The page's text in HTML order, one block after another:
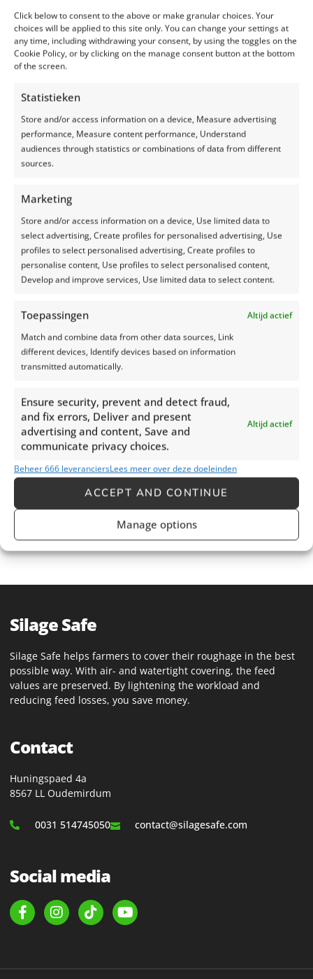
Click below to consent to the above or make granular choices. Your
choices will be applied to this site only. You can change your settings at
any time, including withdrawing your consent, by using the toggles on the
Cookie Policy, or by clicking on the manage consent button at the bottom
of the screen.
Statistieken
Store and/or access information on a device, Measure advertising
performance, Measure content performance, Understand
audiences through statistics or combinations of data from different
sources.
Marketing
Store and/or access information on a device, Use limited data to
select advertising, Create profiles for personalised advertising, Use
profiles to select personalised advertising, Create profiles to
personalise content, Use profiles to select personalised content,
Develop and improve services, Use limited data to select content.
Toepassingen
Altijd actief
Match and combine data from other data sources, Link
different devices, Identify devices based on information
transmitted automatically.
Ensure security, prevent and detect fraud,
and fix errors, Deliver and present
advertising and content, Save and
communicate privacy choices.
Altijd actief
Beheer 666 leveranciersLees meer over deze doeleinden
ACCEPT AND CONTINUE
Manage options
Voor de opslag van biomassa product voor biogas worden
sleufsilo’s gebruikt die veel groter zijn dan sleufsilo’s voor
ruwvoer voor de veehouderij. Hierdoor zijn bestaande opties
voor afdekken niet geschikt. Bestaande systemen passen niet
afdekken. Gevolg is dat sleufsilo’s voor het biogas nu niet goed
afgedekt waardoor biomassa vergaat en de opbrengst ervan
enorm afneemt.
Het Silage Safe afdeksysteem dat Silage Safe B.V. heeft
systeem zorgt ervoor dat ruwvoer luchtdicht kan worden
afgedekt en dat hemelwater wordt gedraineerd. Dit doet het
systeem door kleden tegen elkaar aan te spannen. Wanneer
ruwvoer rondom is ingereden zorgt dit ervoor dat op elke plek
waar ruwvoer ligt er geen ruimte is voor lucht (anaeroob).
Onder in het systeem zijn drainagebuizen verwerkt zodat het
hemelwater kan worden afgevoerd waardoor verrotten of
Teneinde het bestaande systeem geschikt te maken voor de
opslag van biomassa product is aanpassen van het bestaande
systeem noodzakelijk. Belangrijk aandachtspunt hierbij zal zijn
de afmetingen van het doek. De huidige doeken zijn 6 - 14
meter nodig zijn.
Daarnaast zal, teneinde de arbeidslast te verlagen, het aantal
gespen moeten worden verlaagd van 2 per 2 meter naar 2 per
4 meter. Grotere oppervlaktes zullen ook meer spankracht
vereisen. In verband hiermee zal sterker materiaal nodig zijn
en zullen zomen die in het doek worden geweven moeten
worden vergroot teneinde grotere stalen buizen te kunnen
Silage Safe
Silage Safe helps farmers to cover their roughage in the best
possible way. With air- and watertight covering, the feed
values ​​are preserved. By lightening the workload and
reducing feed losses, you save money.
Contact
Huningspaed 4a
8567 LL Oudemirdum
0031 514745050 contact@silagesafe.com
Social media